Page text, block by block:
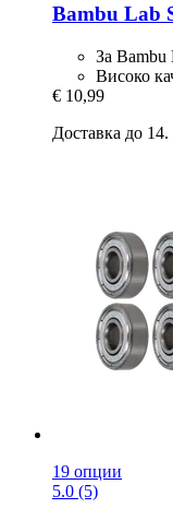
Bambu Lab
За Bambu
Високо
€ 10,99
Доставка до 14.
19 опции
5.0 (5)